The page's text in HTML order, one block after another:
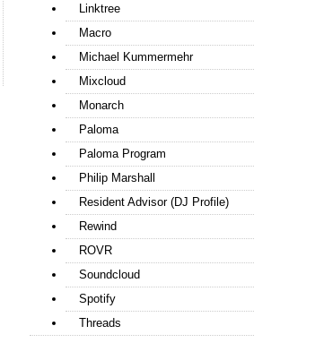
Linktree
Macro
Michael Kummermehr
Mixcloud
Monarch
Paloma
Paloma Program
Philip Marshall
Resident Advisor (DJ Profile)
Rewind
ROVR
Soundcloud
Spotify
Threads